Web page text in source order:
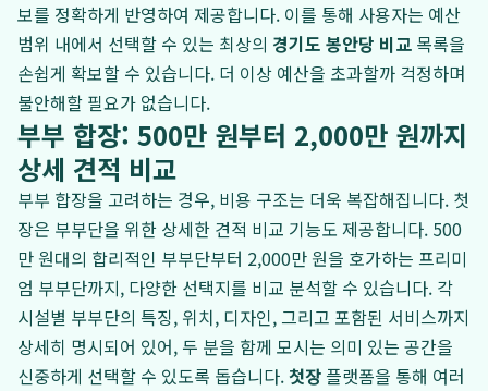
보를 정확하게 반영하여 제공합니다. 이를 통해 사용자는 예산
범위 내에서 선택할 수 있는 최상의 경기도 봉안당 비교 목록을
손쉽게 확보할 수 있습니다. 더 이상 예산을 초과할까 걱정하며
불안해할 필요가 없습니다.
부부 합장: 500만 원부터 2,000만 원까지
상세 견적 비교
부부 합장을 고려하는 경우, 비용 구조는 더욱 복잡해집니다. 첫
장은 부부단을 위한 상세한 견적 비교 기능도 제공합니다. 500
만 원대의 합리적인 부부단부터 2,000만 원을 호가하는 프리미
엄 부부단까지, 다양한 선택지를 비교 분석할 수 있습니다. 각
시설별 부부단의 특징, 위치, 디자인, 그리고 포함된 서비스까지
상세히 명시되어 있어, 두 분을 함께 모시는 의미 있는 공간을
신중하게 선택할 수 있도록 돕습니다.첫장 플랫폼을 통해 여러